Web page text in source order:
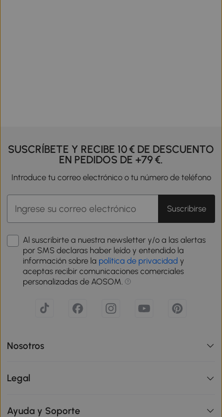
SUSCRÍBETE Y RECIBE 10 € DE DESCUENTO
EN PEDIDOS DE +79 €.
Introduce tu correo electrónico o tu número de teléfono
Suscribirse
Al suscribirte a nuestra newsletter y/o a las alertas
por SMS declaras haber leído y entendido la
información sobre la política de privacidad y
aceptas recibir comunicaciones comerciales
personalizadas de AOSOM.
Nosotros
Legal
Ayuda y Soporte